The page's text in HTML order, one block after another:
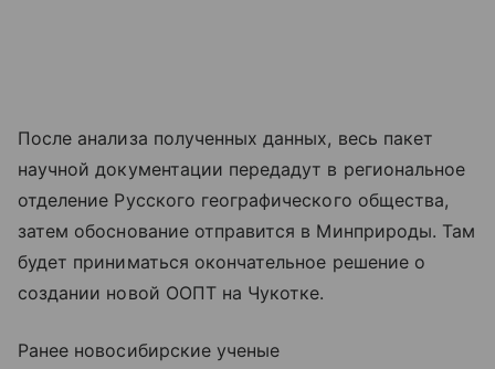
После анализа полученных данных, весь пакет
научной документации передадут в региональное
отделение Русского географического общества,
затем обоснование отправится в Минприроды. Там
будет приниматься окончательное решение о
создании новой ООПТ на Чукотке.
Ранее новосибирские ученые